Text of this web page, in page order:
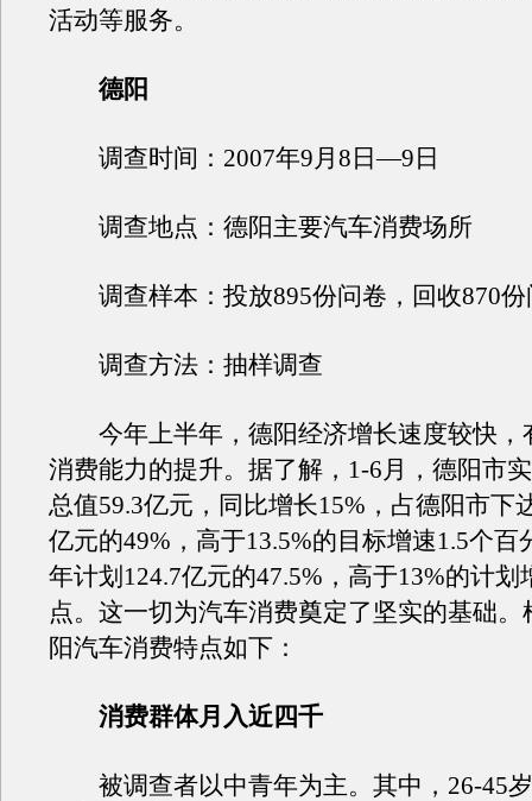
活动等服务。
德阳
调查时间：2007年9月8日—9日
调查地点：德阳主要汽车消费场所
调查样本：投放895份问卷，回收870份
调查方法：抽样调查
今年上半年，德阳经济增长速度较快，
消费能力的提升。据了解，1-6月，德阳市
总值59.3亿元，同比增长15%，占德阳市下
亿元的49%，高于13.5%的目标增速1.5个百
年计划124.7亿元的47.5%，高于13%的计划
点。这一切为汽车消费奠定了坚实的基础。
阳汽车消费特点如下：
消费群体月入近四千
被调查者以中青年为主。其中，26-45